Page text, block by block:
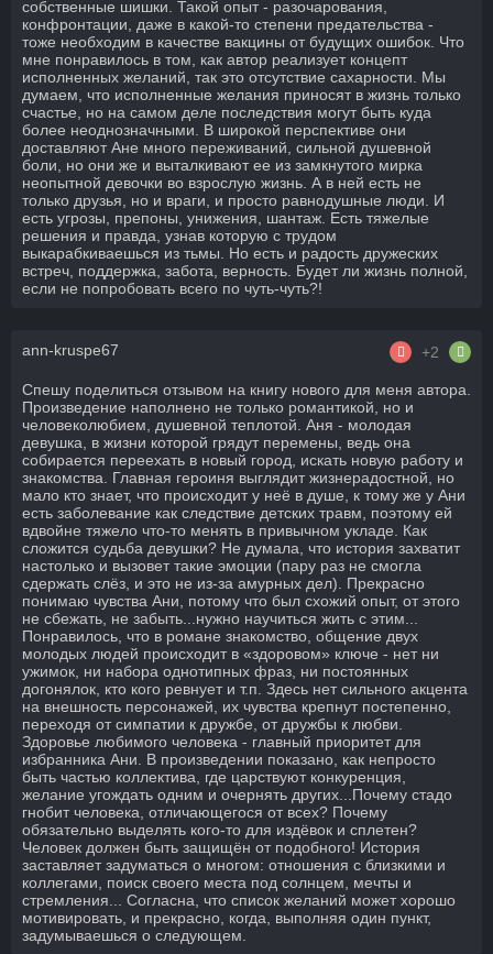
собственные шишки. Такой опыт - разочарования,
конфронтации, даже в какой-то степени предательства -
тоже необходим в качестве вакцины от будущих ошибок. Что
мне понравилось в том, как автор реализует концепт
исполненных желаний, так это отсутствие сахарности. Мы
думаем, что исполненные желания приносят в жизнь только
счастье, но на самом деле последствия могут быть куда
более неоднозначными. В широкой перспективе они
доставляют Ане много переживаний, сильной душевной
боли, но они же и выталкивают ее из замкнутого мирка
неопытной девочки во взрослую жизнь. А в ней есть не
только друзья, но и враги, и просто равнодушные люди. И
есть угрозы, препоны, унижения, шантаж. Есть тяжелые
решения и правда, узнав которую с трудом
выкарабкиваешься из тьмы. Но есть и радость дружеских
встреч, поддержка, забота, верность. Будет ли жизнь полной,
если не попробовать всего по чуть-чуть?!
ann-kruspe67 +2
Спешу поделиться отзывом на книгу нового для меня автора.
Произведение наполнено не только романтикой, но и
человеколюбием, душевной теплотой. Аня - молодая
девушка, в жизни которой грядут перемены, ведь она
собирается переехать в новый город, искать новую работу и
знакомства. Главная героиня выглядит жизнерадостной, но
мало кто знает, что происходит у неё в душе, к тому же у Ани
есть заболевание как следствие детских травм, поэтому ей
вдвойне тяжело что-то менять в привычном укладе. Как
сложится судьба девушки? Не думала, что история захватит
настолько и вызовет такие эмоции (пару раз не смогла
сдержать слёз, и это не из-за амурных дел). Прекрасно
понимаю чувства Ани, потому что был схожий опыт, от этого
не сбежать, не забыть...нужно научиться жить с этим...
Понравилось, что в романе знакомство, общение двух
молодых людей происходит в «здоровом» ключе - нет ни
ужимок, ни набора однотипных фраз, ни постоянных
догонялок, кто кого ревнует и т.п. Здесь нет сильного акцента
на внешность персонажей, их чувства крепнут постепенно,
переходя от симпатии к дружбе, от дружбы к любви.
Здоровье любимого человека - главный приоритет для
избранника Ани. В произведении показано, как непросто
быть частью коллектива, где царствуют конкуренция,
желание угождать одним и очернять других...Почему стадо
гнобит человека, отличающегося от всех? Почему
обязательно выделять кого-то для издёвок и сплетен?
Человек должен быть защищён от подобного! История
заставляет задуматься о многом: отношения с близкими и
коллегами, поиск своего места под солнцем, мечты и
стремления... Согласна, что список желаний может хорошо
мотивировать, и прекрасно, когда, выполняя один пункт,
задумываешься о следующем.